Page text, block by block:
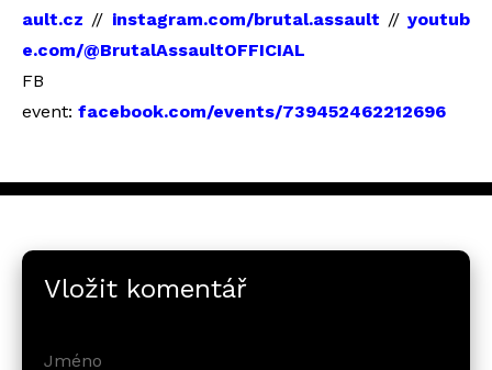
ault.cz // instagram.com/brutal.assault // youtub
e.com/@BrutalAssaultOFFICIAL
FB
event: facebook.com/events/739452462212696
Vložit komentář